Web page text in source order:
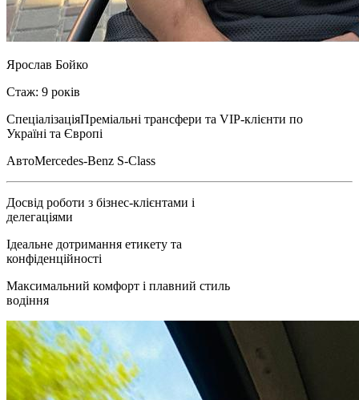
Ярослав Бойко
Стаж: 9 років
СпеціалізаціяПреміальні трансфери та VIP-клієнти по
Україні та Європі
АвтоMercedes-Benz S-Class
Досвід роботи з бізнес-клієнтами і
делегаціями
Ідеальне дотримання етикету та
конфіденційності
Максимальний комфорт і плавний стиль
водіння